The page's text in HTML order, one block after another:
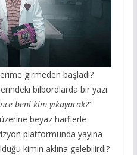
girmeden başladı?
bilbordlarda bir yazı
beni kim yıkayacak?’
beyaz harflerle
platformunda yayına
kimin aklına gelebilirdi?